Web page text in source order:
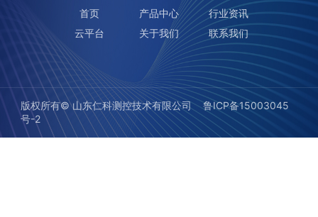
首页 产品中心
行业资讯
云平台
关于我们 联系我们
版权所有©️ 山东仁科测控技术有限公司鲁ICP备15003045
号-2